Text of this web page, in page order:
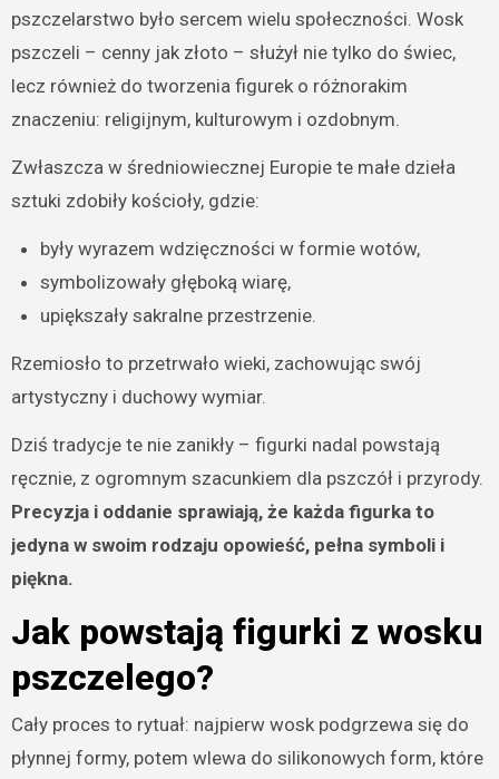
pszczelarstwo było sercem wielu społeczności. Wosk
pszczeli – cenny jak złoto – służył nie tylko do świec,
lecz również do tworzenia figurek o różnorakim
znaczeniu: religijnym, kulturowym i ozdobnym.
Zwłaszcza w średniowiecznej Europie te małe dzieła
sztuki zdobiły kościoły, gdzie:
były wyrazem wdzięczności w formie wotów,
symbolizowały głęboką wiarę,
upiększały sakralne przestrzenie.
Rzemiosło to przetrwało wieki, zachowując swój
artystyczny i duchowy wymiar.
Dziś tradycje te nie zanikły – figurki nadal powstają
ręcznie, z ogromnym szacunkiem dla pszczół i przyrody.
Precyzja i oddanie sprawiają, że każda figurka to
jedyna w swoim rodzaju opowieść, pełna symboli i
piękna.
Jak powstają figurki z wosku
pszczelego?
Cały proces to rytuał: najpierw wosk podgrzewa się do
płynnej formy, potem wlewa do silikonowych form, które